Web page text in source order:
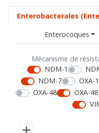
Enterobacterales
Enterocoques
Mécanisme de
NDM-1
NDM-7
OXA-
OXA-48
OXA-